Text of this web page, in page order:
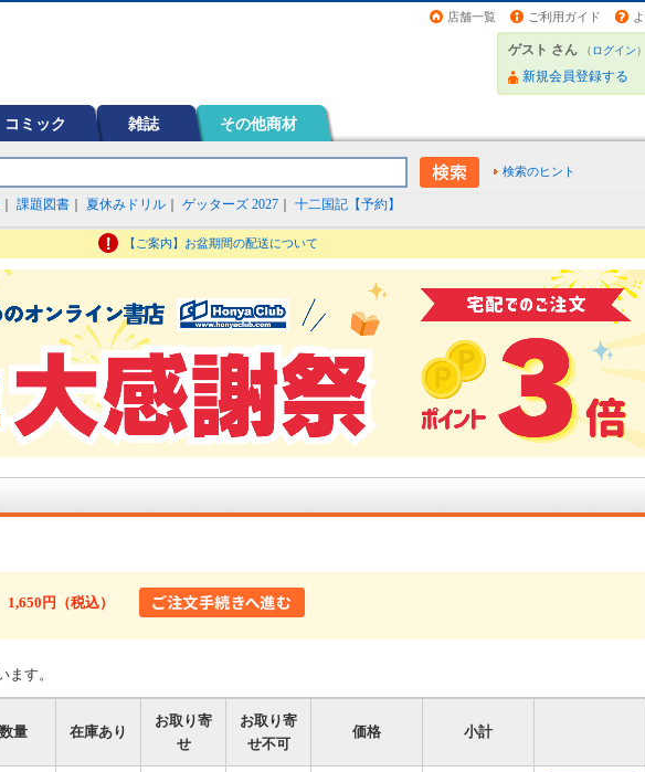
店舗一覧 ご利用ガイド
ゲスト さん （ログイン）
新規会員登録する
コミック 雑誌 その他商材
検索のヒント
課題図書 夏休みドリル ゲッターズ 2027 十二国記【予約】
【ご案内】お盆期間の配送について
1,650円（税込）
す。
数量 在庫あり
お取り寄
せ
お取り寄
せ不可
価格 小計